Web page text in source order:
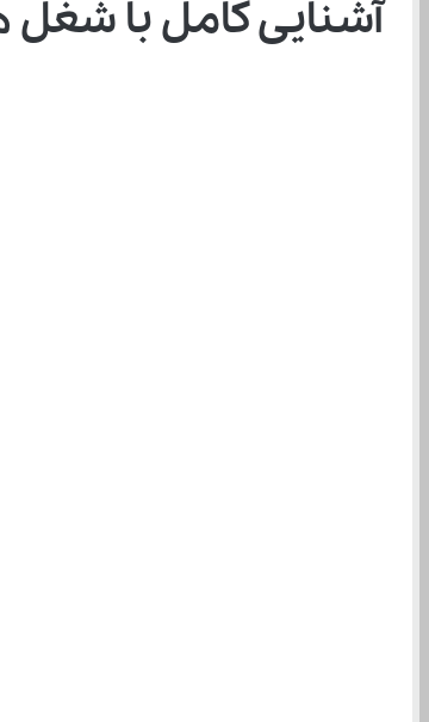
آشنایی کامل با شغل ‌های رشته تجربی برای داوطلبان کنکور ۱۴۰۳